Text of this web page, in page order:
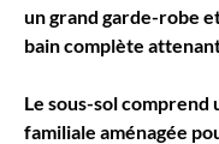
un grand garde-robe
bain complète
Le sous-sol comprend
familiale aménagée